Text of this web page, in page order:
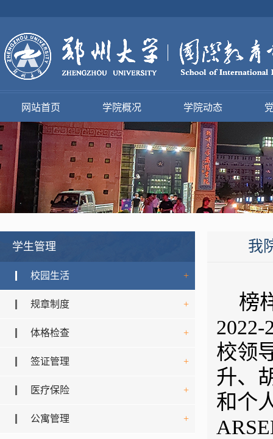
网站首页 学院概况 学院动态
学生管理
校园生活 +
规章制度 +
体格检查 +
签证管理 +
医疗保险 +
公寓管理 +
我
榜
校领
升、
和个